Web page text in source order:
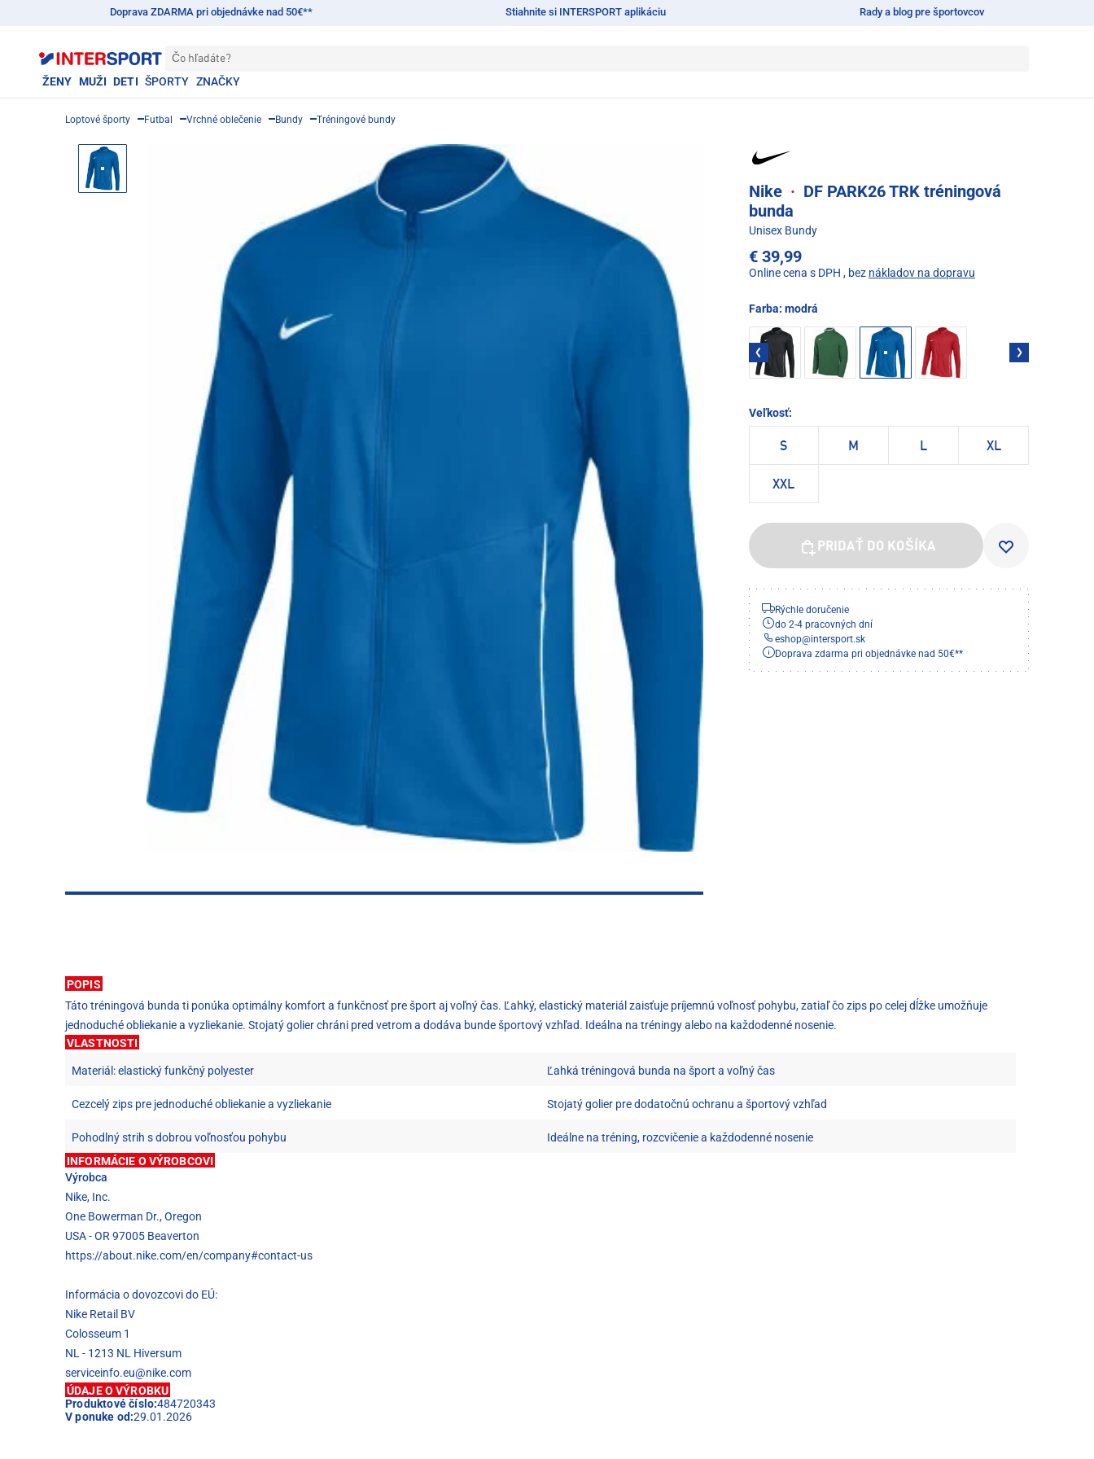
Doprava ZDARMA pri objednávke nad 50€** Stiahnite si INTERSPORT aplikáciu Rady a blog pre športovcov
Čo hľadáte?
ŽENY MUŽI DETI ŠPORTY ZNAČKY
Loptové športy Futbal Vrchné oblečenie Bundy Tréningové bundy
Nike · DF PARK26 TRK tréningová
bunda
Unisex Bundy
€ 39,99
Online cena s DPH , bez nákladov na dopravu
Farba: modrá
Veľkosť:
S M L XL
XXL
PRIDAŤ DO KOŠÍKA
Rýchle doručenie
do 2-4 pracovných dní
eshop@intersport.sk
Doprava zdarma pri objednávke nad 50€**
POPIS
Táto tréningová bunda ti ponúka optimálny komfort a funkčnosť pre šport aj voľný čas. Ľahký, elastický materiál zaisťuje príjemnú voľnosť pohybu, zatiaľ čo zips po celej dĺžke umožňuje
jednoduché obliekanie a vyzliekanie. Stojatý golier chráni pred vetrom a dodáva bunde športový vzhľad. Ideálna na tréningy alebo na každodenné nosenie.
VLASTNOSTI
Materiál: elastický funkčný polyester Ľahká tréningová bunda na šport a voľný čas
Cezcelý zips pre jednoduché obliekanie a vyzliekanie Stojatý golier pre dodatočnú ochranu a športový vzhľad
Pohodlný strih s dobrou voľnosťou pohybu
Ideálne na tréning, rozcvičenie a každodenné nosenie
INFORMÁCIE O VÝROBCOVI
Výrobca
Nike, Inc.
One Bowerman Dr., Oregon
USA - OR 97005 Beaverton
https://about.nike.com/en/company#contact-us
Informácia o dovozcovi do EÚ:
Nike Retail BV
Colosseum 1
NL - 1213 NL Hiversum
serviceinfo.eu@nike.com
ÚDAJE O VÝROBKU
Produktové číslo:484720343
V ponuke od:29.01.2026